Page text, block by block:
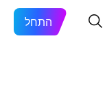
התחל